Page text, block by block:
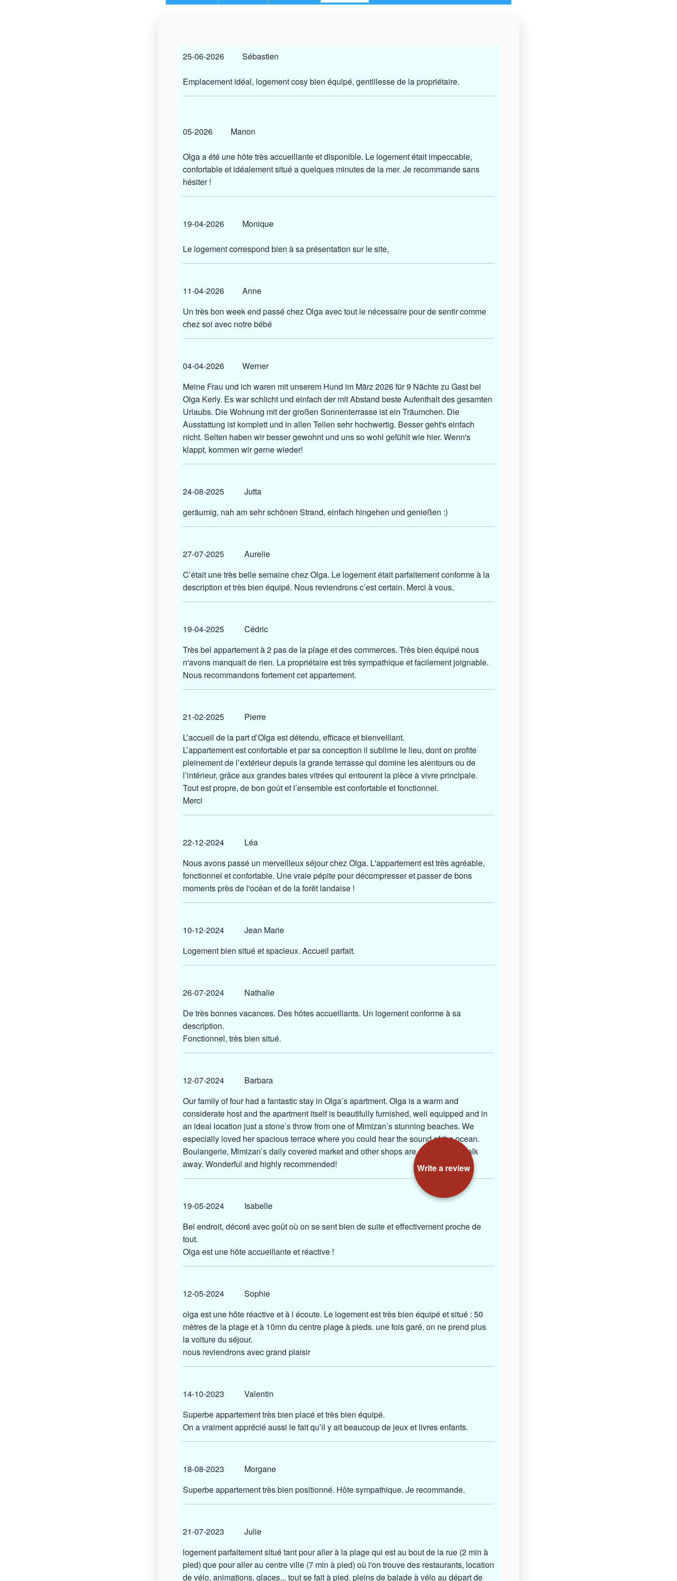
Write a review
25-06-2026 Sébastien
Emplacement idéal, logement cosy bien équipé, gentillesse de la propriétaire.
05-2026 Manon
Olga a été une hôte très accueillante et disponible. Le logement était impeccable,
confortable et idéalement situé a quelques minutes de la mer. Je recommande sans
hésiter !
19-04-2026 Monique
Le logement correspond bien à sa présentation sur le site,
11-04-2026 Anne
Un très bon week end passé chez Olga avec tout le nécessaire pour de sentir comme
chez soi avec notre bébé
04-04-2026 Werner
Meine Frau und ich waren mit unserem Hund im März 2026 für 9 Nächte zu Gast bei
Olga Kerly. Es war schlicht und einfach der mit Abstand beste Aufenthalt des gesamten
Urlaubs. Die Wohnung mit der großen Sonnenterrasse ist ein Träumchen. Die
Ausstattung ist komplett und in allen Teilen sehr hochwertig. Besser geht's einfach
nicht. Selten haben wir besser gewohnt und uns so wohl gefühlt wie hier. Wenn's
klappt, kommen wir gerne wieder!
24-08-2025 Jutta
geräumig, nah am sehr schönen Strand, einfach hingehen und genießen :)
27-07-2025 Aurelie
C’était une très belle semaine chez Olga. Le logement était parfaitement conforme à la
description et très bien équipé. Nous reviendrons c’est certain. Merci à vous.
19-04-2025 Cédric
Très bel appartement à 2 pas de la plage et des commerces. Très bien équipé nous
n'avons manquait de rien. La propriétaire est très sympathique et facilement joignable.
Nous recommandons fortement cet appartement.
21-02-2025 Pierre
L’accueil de la part d’Olga est détendu, efficace et bienveillant.
L’appartement est confortable et par sa conception il sublime le lieu, dont on profite
pleinement de l’extérieur depuis la grande terrasse qui domine les alentours ou de
l’intérieur, grâce aux grandes baies vitrées qui entourent la pièce à vivre principale.
Tout est propre, de bon goût et l’ensemble est confortable et fonctionnel.
Merci
22-12-2024 Léa
Nous avons passé un merveilleux séjour chez Olga. L'appartement est très agréable,
fonctionnel et confortable. Une vraie pépite pour décompresser et passer de bons
moments près de l'océan et de la forêt landaise !
10-12-2024 Jean Marie
Logement bien situé et spacieux. Accueil parfait.
26-07-2024 Nathalie
De très bonnes vacances. Des hôtes accueillants. Un logement conforme à sa
description.
Fonctionnel, très bien situé.
12-07-2024 Barbara
Our family of four had a fantastic stay in Olga’s apartment. Olga is a warm and
considerate host and the apartment itself is beautifully furnished, well equipped and in
an ideal location just a stone’s throw from one of Mimizan’s stunning beaches. We
especially loved her spacious terrace where you could hear the sound of the ocean.
Boulangerie, Mimizan’s daily covered market and other shops are also a short walk
away. Wonderful and highly recommended!
19-05-2024 Isabelle
Bel endroit, décoré avec goût où on se sent bien de suite et effectivement proche de
tout.
Olga est une hôte accueillante et réactive !
12-05-2024 Sophie
olga est une hôte réactive et à l écoute. Le logement est très bien équipé et situé : 50
mètres de la plage et à 10mn du centre plage à pieds. une fois garé, on ne prend plus
la voiture du séjour.
nous reviendrons avec grand plaisir
14-10-2023 Valentin
Superbe appartement très bien placé et très bien équipé.
On a vraiment apprécié aussi le fait qu’il y ait beaucoup de jeux et livres enfants.
18-08-2023 Morgane
Superbe appartement très bien positionné. Hôte sympathique. Je recommande.
21-07-2023 Julie
logement parfaitement situé tant pour aller à la plage qui est au bout de la rue (2 min à
pied) que pour aller au centre ville (7 min à pied) où l'on trouve des restaurants, location
de vélo, animations, glaces... tout se fait à pied. pleins de balade à vélo au départ de